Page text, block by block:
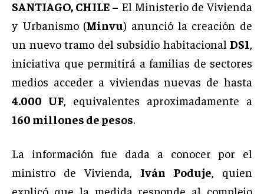
SANTIAGO, CHILE – El Ministerio de Vivienda
y Urbanismo (Minvu) anunció la creación de
un nuevo tramo del subsidio habitacional DS1
iniciativa que permitirá a familias de sectores
medios acceder a viviendas nuevas de hasta
4.000 UF , equivalentes aproximadamente a
160 millones de pesos.
La información fue dada a conocer por el
ministro de Vivienda, Iván Poduje , quien
explicó que la medida responde al complejo